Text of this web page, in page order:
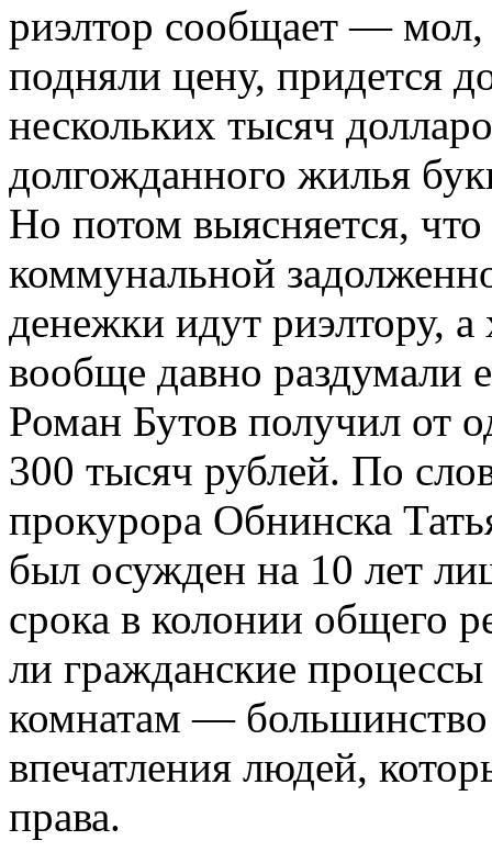
риэлтор сообщает — мол,
подняли цену, придется
нескольких тысяч
долгожданного жилья
Но потом выясняется,
коммунальной
денежки идут риэлтору,
вообще давно раздумали
Роман Бутов получил от
300 тысяч рублей. По
прокурора Обнинска
был осужден на 10 лет
срока в колонии общего
ли гражданские
комнатам — большинство
впечатления людей,
права.